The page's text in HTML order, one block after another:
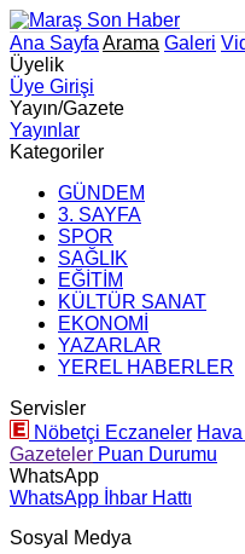
Ana Sayfa Arama Galeri
Üyelik
Üye Girişi
Yayın/Gazete
Yayınlar
Kategoriler
GÜNDEM
3. SAYFA
SPOR
SAĞLIK
EĞİTİM
KÜLTÜR SANAT
EKONOMİ
YAZARLAR
YEREL HABERLER
Servisler
Nöbetçi Eczaneler
Gazeteler Puan Durumu
WhatsApp
WhatsApp İhbar Hattı
Sosyal Medya